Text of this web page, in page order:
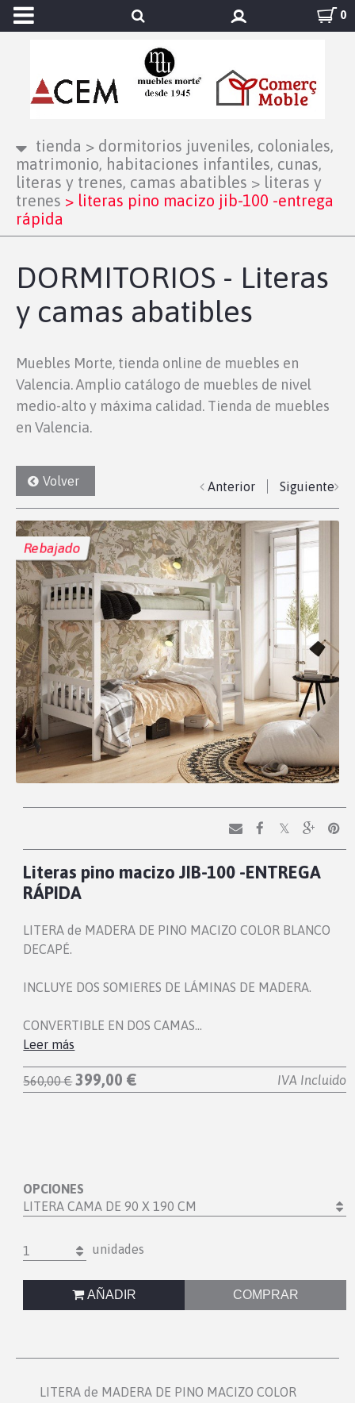
0
tienda > dormitorios juveniles, coloniales,
matrimonio, habitaciones infantiles, cunas,
literas y trenes, camas abatibles > literas y
trenes > literas pino macizo jib-100 -entrega
rápida
DORMITORIOS - Literas
y camas abatibles
Muebles Morte, tienda online de muebles en
Valencia. Amplio catálogo de muebles de nivel
medio-alto y máxima calidad. Tienda de muebles
en Valencia.
Volver Anterior Siguiente
Rebajado
Literas pino macizo JIB-100 -ENTREGA
RÁPIDA
LITERA de MADERA DE PINO MACIZO COLOR BLANCO
DECAPÉ.
INCLUYE DOS SOMIERES DE LÁMINAS DE MADERA.
CONVERTIBLE EN DOS CAMAS…
Leer más
560,00 € 399,00 € IVA Incluido
OPCIONES
LITERA CAMA DE 90 X 190 CM
1 unidades
AÑADIR COMPRAR
LITERA de MADERA DE PINO MACIZO COLOR